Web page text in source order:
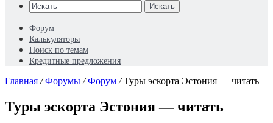
Искать
Форум
Калькуляторы
Поиск по темам
Кредитные предложения
Главная / Форумы / Форум / Туры эскорта Эстония — читать
Туры эскорта Эстония — читать